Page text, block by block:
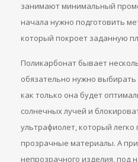
занимают минимальный
начала нужно подготовить
который покроет заданную
Поликарбонат бывает
обязательно нужно
как только она будет
солнечных лучей и
ультрафиолет, который легко
прозрачные материалы. А
непрозрачного изделия, под